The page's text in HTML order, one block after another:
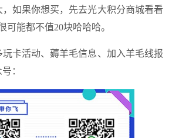
如果你想买，先去光大积分商城看看
可能都不值20块哈哈哈。
卡活动、薅羊毛信息、加入羊毛线报
：